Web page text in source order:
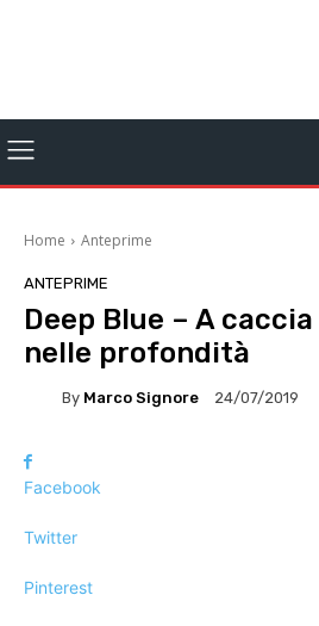
Home Anteprime
ANTEPRIME
Deep Blue – A
nelle profondità
By Marco Signore 24/07/2019
Facebook
Twitter
Pinterest